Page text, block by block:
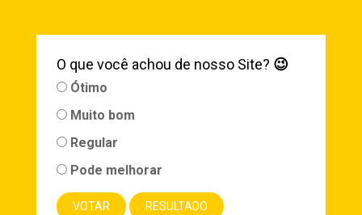
O que você achou de nosso Site? 😉
Ótimo
Muito bom
Regular
Pode melhorar